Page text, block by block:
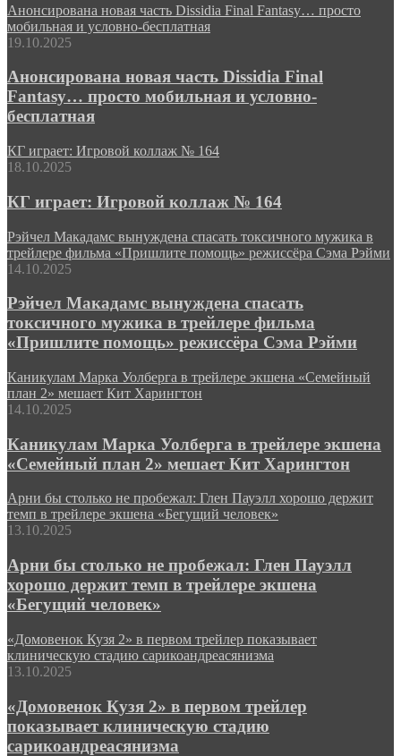
Анонсирована новая часть Dissidia Final Fantasy… просто
мобильная и условно-бесплатная
19.10.2025
Анонсирована новая часть Dissidia Final
Fantasy… просто мобильная и условно-
бесплатная
КГ играет: Игровой коллаж № 164
18.10.2025
КГ играет: Игровой коллаж № 164
Рэйчел Макадамс вынуждена спасать токсичного мужика в
трейлере фильма «Пришлите помощь» режиссёра Сэма Рэйми
14.10.2025
Рэйчел Макадамс вынуждена спасать
токсичного мужика в трейлере фильма
«Пришлите помощь» режиссёра Сэма Рэйми
Каникулам Марка Уолберга в трейлере экшена «Семейный
план 2» мешает Кит Харингтон
14.10.2025
Каникулам Марка Уолберга в трейлере экшена
«Семейный план 2» мешает Кит Харингтон
Арни бы столько не пробежал: Глен Пауэлл хорошо держит
темп в трейлере экшена «Бегущий человек»
13.10.2025
Арни бы столько не пробежал: Глен Пауэлл
хорошо держит темп в трейлере экшена
«Бегущий человек»
«Домовенок Кузя 2» в первом трейлер показывает
клиническую стадию сарикоандреасянизма
13.10.2025
«Домовенок Кузя 2» в первом трейлер
показывает клиническую стадию
сарикоандреасянизма